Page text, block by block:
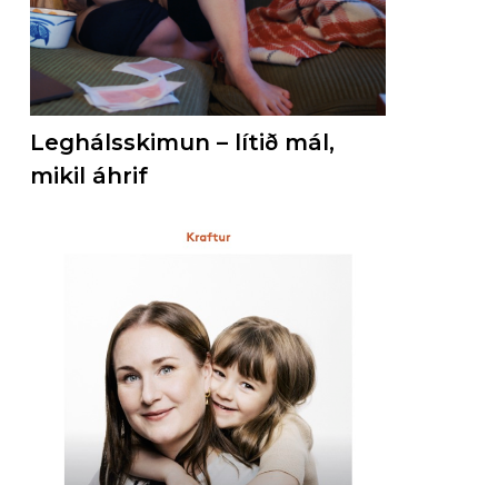
Leghálsskimun – lítið mál,
mikil áhrif